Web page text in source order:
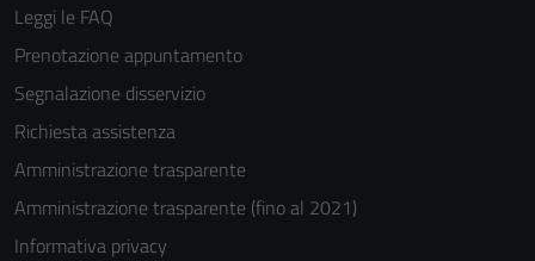
Leggi le FAQ
Prenotazione appuntamento
Segnalazione disservizio
Richiesta assistenza
Amministrazione trasparente
Amministrazione trasparente (fino al 2021)
Informativa privacy